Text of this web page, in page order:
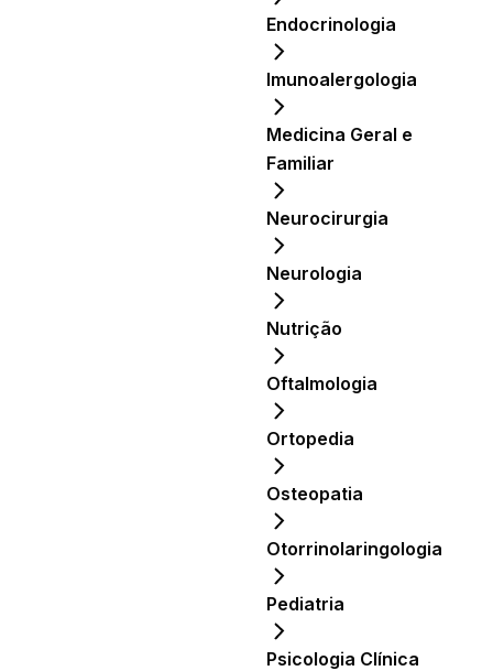
Endocrinologia
Imunoalergologia
Medicina Geral e
Familiar
Neurocirurgia
Neurologia
Nutrição
Oftalmologia
Ortopedia
Osteopatia
Otorrinolaringologia
Pediatria
Psicologia Clínica